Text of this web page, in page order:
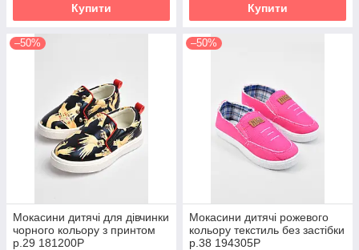
Купити Купити
–50%
Мокасини дитячі для дівчинки
чорного кольору з принтом
р.29 181200P
–50%
Мокасини дитячі рожевого
кольору текстиль без застібки
р.38 194305P